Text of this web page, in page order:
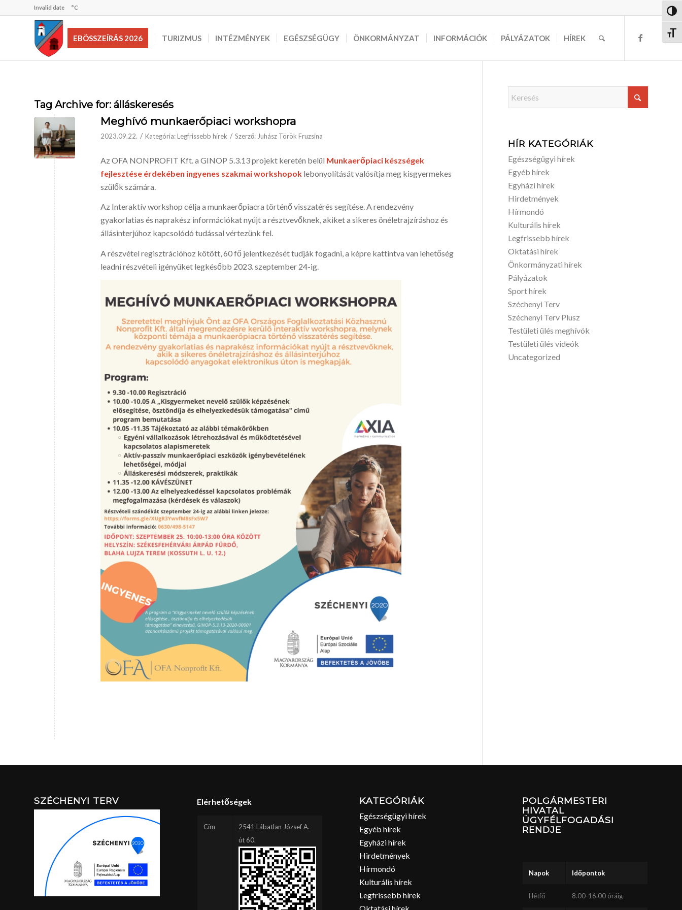
Invalid date °C
EBÖSSZEÍRÁS 2026 TURIZMUS INTÉZMÉNYEK EGÉSZSÉGÜGY ÖNKORMÁNYZAT INFORMÁCIÓK PÁLYÁZATOK HÍREK
Tag Archive for: álláskeresés
Meghívó munkaerőpiaci workshopra
2023.09.22. / Kategória:Legfrissebb hírek / Szerző: Juhász Török Fruzsina
Az OFA NONPROFIT Kft. a GINOP 5.3.13 projekt keretén belül Munkaerőpiaci készségek
fejlesztése érdekében ingyenes szakmai workshopok lebonyolítását valósítja meg kisgyermekes
szülők számára.
Az Interaktív workshop célja a munkaerőpiacra történő visszatérés segítése. A rendezvény
gyakorlatias és naprakész információkat nyújt a résztvevőknek, akiket a sikeres önéletrajzíráshoz és
állásinterjúhoz kapcsolódó tudással vértezünk fel.
A részvétel regisztrációhoz kötött, 60 fő jelentkezését tudják fogadni, a képre kattintva van lehetőség
leadni részvételi igényüket legkésőbb 2023. szeptember 24-ig.
HÍR KATEGÓRIÁK
Egészségügyi hírek
Egyéb hírek
Egyházi hírek
Hirdetmények
Hírmondó
Kulturális hírek
Legfrissebb hírek
Oktatási hírek
Önkormányzati hírek
Pályázatok
Sport hírek
Széchenyi Terv
Széchenyi Terv Plusz
Testületi ülés meghívók
Testületi ülés videók
Uncategorized
SZÉCHENYI TERV Elérhetőségek
Cím
2541 Lábatlan József A.
út 60.
KATEGÓRIÁK
Egészségügyi hírek
Egyéb hírek
Egyházi hírek
Hirdetmények
Hírmondó
Kulturális hírek
Legfrissebb hírek
POLGÁRMESTERI
HIVATAL
ÜGYFÉLFOGADÁSI
RENDJE
Napok Időpontok
Hétfő 8.00-16.00 óráig